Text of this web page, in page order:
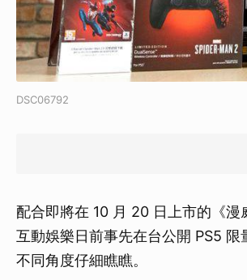
DSC06792
配合即將在 10 月 20 日上市的《
互動娛樂日前事先在台公開 PS5
不同角度仔細瞧瞧。